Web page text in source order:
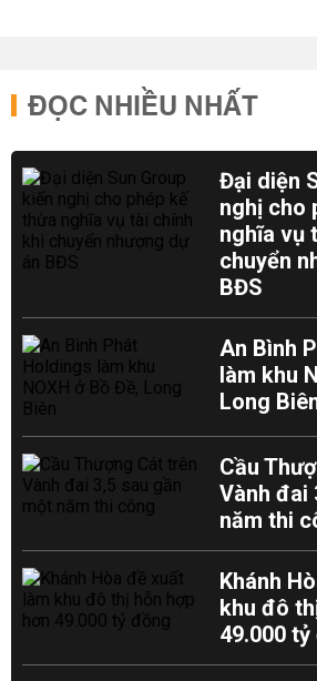
ĐỌC NHIỀU NHẤT
Đại diện
nghị cho
nghĩa vụ
chuyển
BĐS
An Bình
làm khu
Long
Cầu
Vành đai
năm thi
Khánh
khu đô
49.000